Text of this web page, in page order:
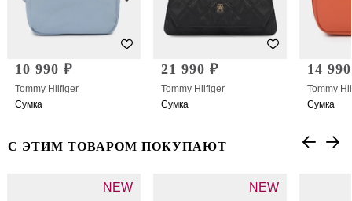
10 990 ₽
Tommy Hilfiger
Сумка
21 990 ₽
Tommy Hilfiger
Сумка
14
Tommy
Сумка
С ЭТИМ ТОВАРОМ ПОКУПАЮТ
NEW NEW